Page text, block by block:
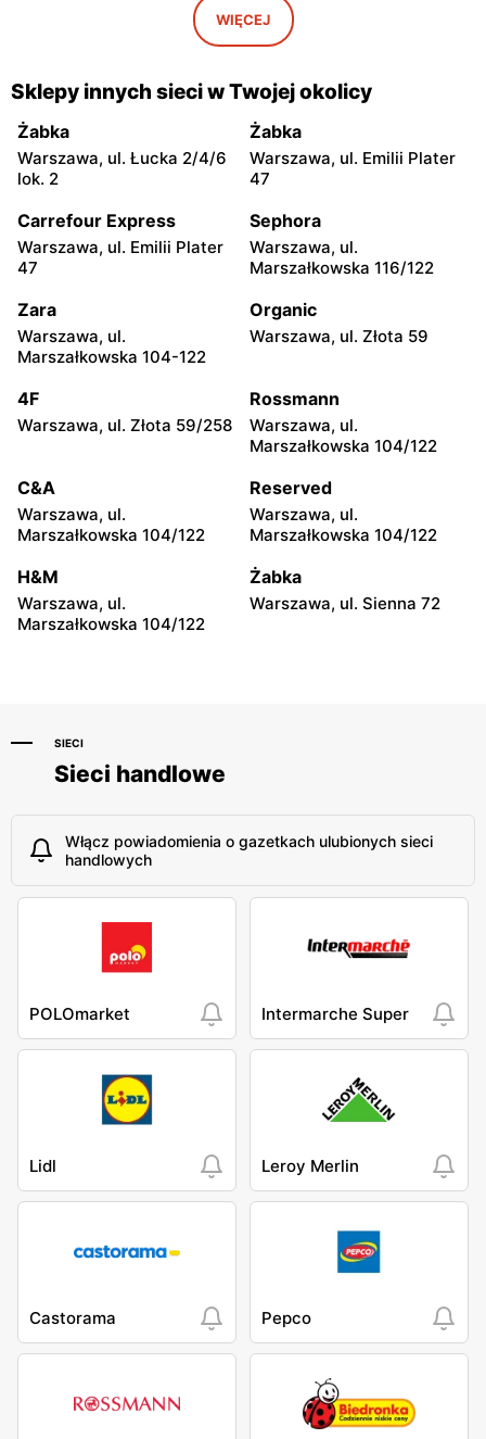
Iwaniska, ul. Ujazdowska 5 Bogoria, ul. Rynek 30
Gorzyce, ul. Szkolna 44 Grębów, ul. Wydrza 180
moje sklepy
Jadachy, ul. Jadachy 111
moje sklepy
Jeżowe, ul. Zalesie 77
Kazimierza Wielka, ul.
Kolejowa 15
Kamień, ul. Błonie 23
Górki, ul. Górki 71
Gumniska, ul. Gumniska
157C
Iwierzyce, ul. Iwierzyce
152A
Tczew, ul. Franciszka Żwirki
61
Hyżne, ul. Hyżne 100 Jarosław, ul. Pełkińska 147
moje sklepy moje sklepy
WIĘCEJ
Sklepy innych sieci w Twojej okolicy
Żabka
Warszawa, ul. Łucka 2/4/6
lok. 2
Żabka
Warszawa, ul. Emilii Plater
47
Carrefour Express
Warszawa, ul. Emilii Plater
47
Sephora
Warszawa, ul.
Marszałkowska 116/122
Zara
Warszawa, ul.
Marszałkowska 104-122
Organic
Warszawa, ul. Złota 59
4F
Warszawa, ul. Złota 59/258
Rossmann
Warszawa, ul.
Marszałkowska 104/122
C&A
Warszawa, ul.
Marszałkowska 104/122
Reserved
Warszawa, ul.
Marszałkowska 104/122
H&M
Warszawa, ul.
Marszałkowska 104/122
Żabka
Warszawa, ul. Sienna 72
SIECI
Sieci handlowe
Włącz powiadomienia o gazetkach ulubionych sieci
handlowych
POLOmarket Intermarche Super
Lidl Leroy Merlin
Castorama Pepco